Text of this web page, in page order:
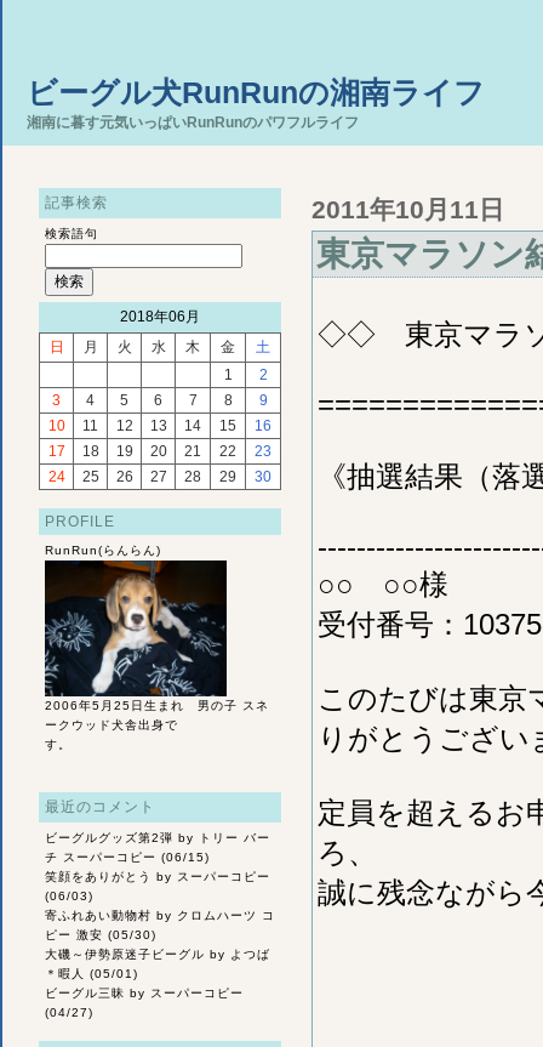
ビーグル犬RunRunの湘南ライフ
湘南に暮す元気いっぱいRunRunのパワフルライフ
記事検索
検索語句
2018年06月
日
月 火 水 木 金
土
1
2
3
4 5 6 7 8
9
10
11 12 13 14 15
16
17
18 19 20 21 22
23
24
25 26 27 28 29 30
PROFILE
RunRun(らんらん)
2006年5月25日生まれ 男の子 スネ
ークウッド犬舎出身で
す。
最近のコメント
ビーグルグッズ第2弾 by トリー バー
チ スーパーコピー (06/15)
笑顔をありがとう
by スーパーコピー
(06/03)
寄ふれあい動物村 by クロムハーツ コ
ピー 激安 (05/30)
大磯～伊勢原迷子ビーグル by よつば
＊暇人 (05/01)
ビーグル三昧 by スーパーコピー
(04/27)
2011年10月11日
東京マラソン
◇◇ 東京マラ
《抽選結果（落
○○ ○○様
受付番号：
このたびは東京
りがとうござい
定員を超えるお
ろ、
誠に残念ながら